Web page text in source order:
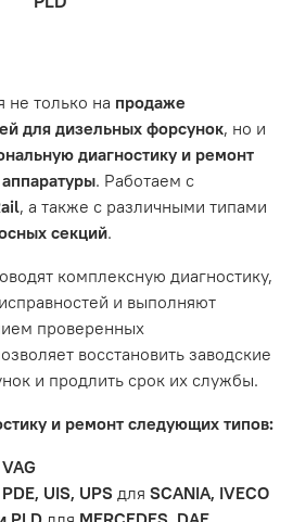
обслуживания и
нарушением правил
автомобиля. Если у вас
отремонтированной системой,
в ситуации и предложим
проблема вызвана одним из
мы не сможем
на следующие случаи:
материалом, который
сцепления, свечи зажигания
ДТП, неправильной установкой
только на продаже
для дизельных форсунок, но и
диагностику и ремонт
. Работаем с
, а также с различными типами
секций.
комплексную диагностику,
и выполняют
проверенных
восстановить заводские
и продлить срок их службы.
и ремонт следующих типов:
UIS, UPS для SCANIA, IVECO